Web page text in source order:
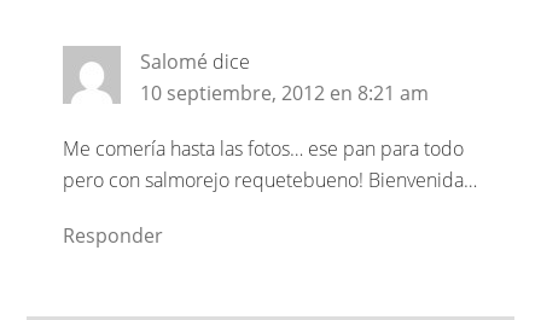
Salomé dice
10 septiembre, 2012 en 8:21 am
Me comería hasta las fotos… ese pan para todo
pero con salmorejo requetebueno! Bienvenida…
Responder